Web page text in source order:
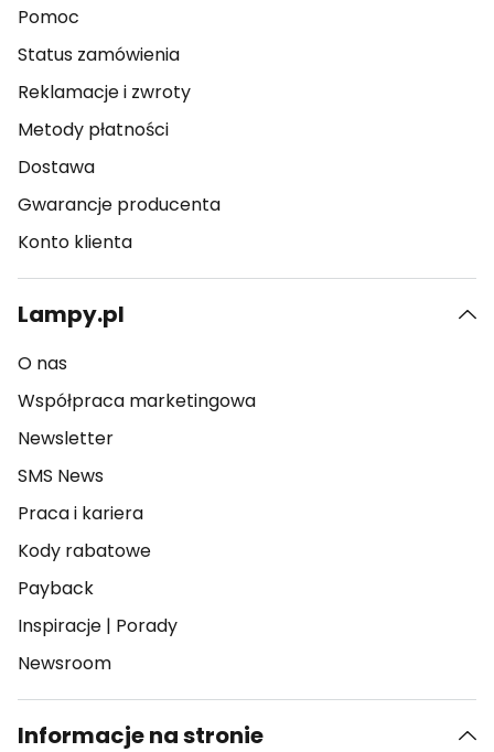
Pomoc
Status zamówienia
Reklamacje i zwroty
Metody płatności
Dostawa
Gwarancje producenta
Konto klienta
Lampy.pl
O nas
Współpraca marketingowa
Newsletter
SMS News
Praca i kariera
Kody rabatowe
Payback
Inspiracje | Porady
Newsroom
Informacje na stronie